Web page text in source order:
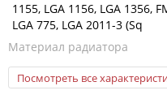
1155, LGA 1156, LGA 1356,
LGA 775, LGA 2011-3 (Sq
Материал радиатора
Посмотреть все